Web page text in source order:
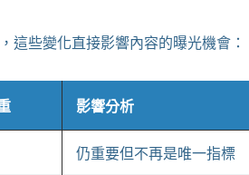
這些變化直接影響內容的曝光機會：
影響分析
仍重要但不再是唯一指標